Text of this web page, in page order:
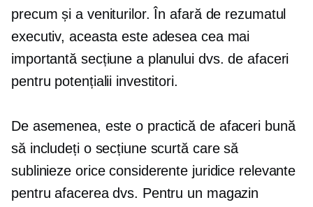
precum și a veniturilor. În afară de rezumatul
executiv, aceasta este adesea cea mai
importantă secțiune a planului dvs. de afaceri
pentru potențialii investitori.
De asemenea, este o practică de afaceri bună
să includeți o secțiune scurtă care să
sublinieze orice considerente juridice relevante
pentru afacerea dvs. Pentru un magazin